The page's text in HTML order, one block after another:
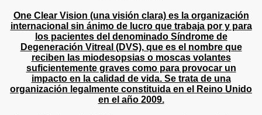
One Clear Vision (una visión clara) es la organización
internacional sin ánimo de lucro que trabaja por y para
los pacientes del denominado Síndrome de
Degeneración Vitreal (DVS), que es el nombre que
reciben las miodesopsias o moscas volantes
suficientemente graves como para provocar un
impacto en la calidad de vida. Se trata de una
organización legalmente constituida en el Reino Unido
en el año 2009.